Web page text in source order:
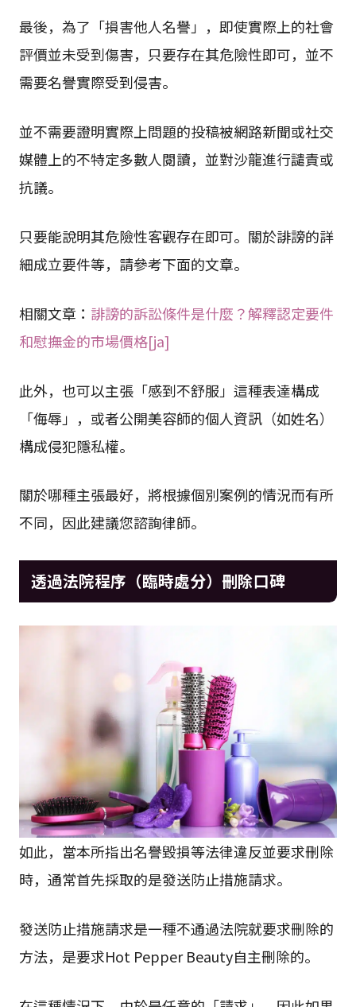
最後，為了「損害他人名譽」，即使實際上的社會
評價並未受到傷害，只要存在其危險性即可，並不
需要名譽實際受到侵害。
並不需要證明實際上問題的投稿被網路新聞或社交
媒體上的不特定多數人閱讀，並對沙龍進行譴責或
抗議。
只要能說明其危險性客觀存在即可。關於誹謗的詳
細成立要件等，請參考下面的文章。
相關文章： 誹謗的訴訟條件是什麼？解釋認定要件
和慰撫金的市場價格[ja]
此外，也可以主張「感到不舒服」這種表達構成
「侮辱」，或者公開美容師的個人資訊（如姓名）
構成侵犯隱私權。
關於哪種主張最好，將根據個別案例的情況而有所
不同，因此建議您諮詢律師。
透過法院程序（臨時處分）刪除口碑
如此，當本所指出名譽毀損等法律違反並要求刪除
時，通常首先採取的是發送防止措施請求。
發送防止措施請求是一種不通過法院就要求刪除的
方法，是要求Hot Pepper Beauty自主刪除的。